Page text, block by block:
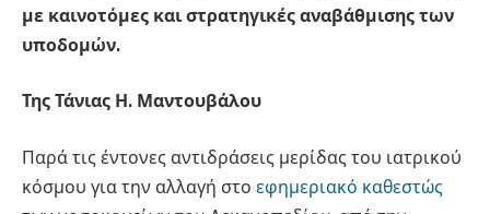
με καινοτόμες και στρατηγικές αναβάθμισης των
υποδομών.
Της Τάνιας Η. Μαντουβάλου
Παρά τις έντονες αντιδράσεις μερίδας του ιατρικού
κόσμου για την αλλαγή στο εφημεριακό καθεστώς